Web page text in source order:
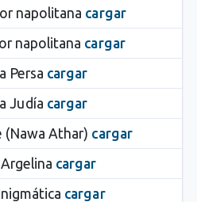
napolitana cargar
napolitana cargar
Persa cargar
Judía cargar
(Nawa Athar) cargar
Argelina cargar
cargar